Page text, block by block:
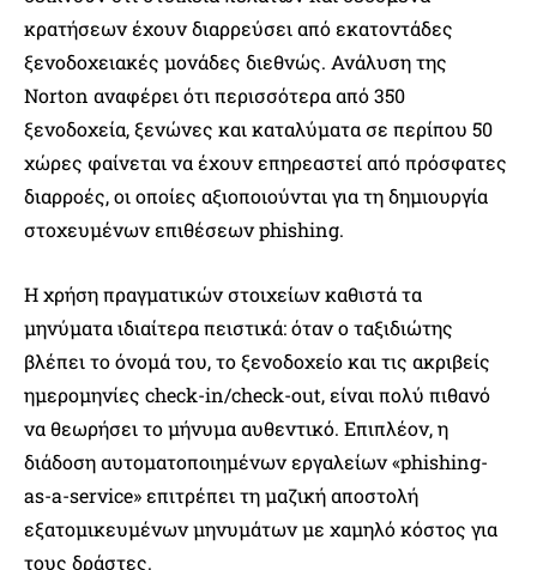
κρατήσεων έχουν διαρρεύσει από εκατοντάδες
ξενοδοχειακές μονάδες διεθνώς. Ανάλυση της
Norton αναφέρει ότι περισσότερα από 350
ξενοδοχεία, ξενώνες και καταλύματα σε περίπου 50
χώρες φαίνεται να έχουν επηρεαστεί από πρόσφατες
διαρροές, οι οποίες αξιοποιούνται για τη δημιουργία
στοχευμένων επιθέσεων phishing.
Η χρήση πραγματικών στοιχείων καθιστά τα
μηνύματα ιδιαίτερα πειστικά: όταν ο ταξιδιώτης
βλέπει το όνομά του, το ξενοδοχείο και τις ακριβείς
ημερομηνίες check-in/check-out, είναι πολύ πιθανό
να θεωρήσει το μήνυμα αυθεντικό. Επιπλέον, η
διάδοση αυτοματοποιημένων εργαλείων «phishing-
as-a-service» επιτρέπει τη μαζική αποστολή
εξατομικευμένων μηνυμάτων με χαμηλό κόστος για
τους δράστες.